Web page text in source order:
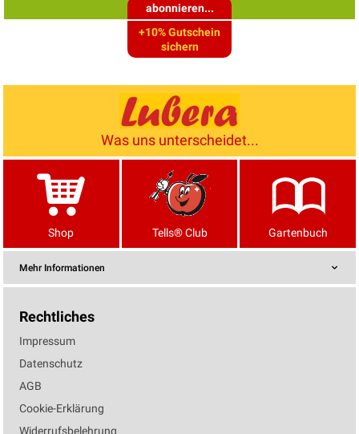
abonnieren...
+10% Gutschein
sichern
Was uns unterscheidet...
Shop Tells® Club Gartenbuch
Mehr Informationen
Rechtliches
Impressum
Datenschutz
AGB
Cookie-Erklärung
Widerrufsbelehrung